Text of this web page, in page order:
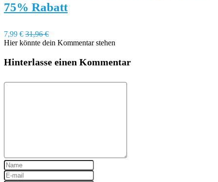
75% Rabatt
7,99 € 31,96 €
Hier könnte dein Kommentar stehen
Hinterlasse einen Kommentar